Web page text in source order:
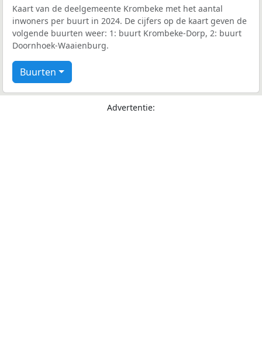
Kaart van de deelgemeente Krombeke met het aantal
inwoners per buurt in 2024. De cijfers op de kaart geven de
volgende buurten weer: 1: buurt Krombeke-Dorp, 2: buurt
Doornhoek-Waaienburg.
Buurten
Advertentie: